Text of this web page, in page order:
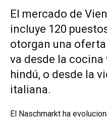
El mercado de
incluye 120
otorgan una
va desde la cocina
hindú, o desde la
italiana.
El Naschmarkt ha